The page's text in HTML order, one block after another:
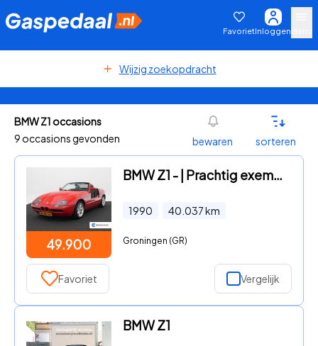
FavorietInloggen
Wijzig zoekopdracht
BMW Z1 occasions
9 occasions gevonden
bewaren sorteren
49.900
BMW Z1 - | Prachtig exemplaar | Uitstekende staat | 3e eigenaar | His
1990 40.037km
Groningen (GR)
Favoriet Vergelijk
BMW Z1